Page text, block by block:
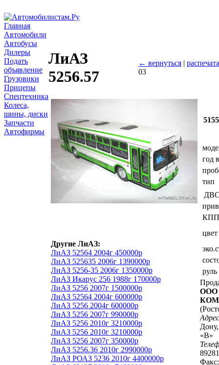
Главная
Автомобили
Автобусы
Дилеры
Подать
объявление
Грузовики
Прицепы
Спецтехника
Колеса,
шины, диски
Запчасти
Автофирмы
ЛиАЗ
5256.57
← вернуться |
03
Другие ЛиАЗ:
ЛиАЗ 52564 2004г 450000р
ЛиАЗ 525635 2006г 1390000р
ЛиАЗ 5256-35 2006г 1350000р
ЛиАЗ Икарус 256 1988г 170000р
ЛиАЗ 5256 2007г 1500000р
ЛиАЗ 52564 2004г 600000р
ЛиАЗ 5256 2004г 600000р
ЛиАЗ 5256 2007г 990000р
ЛиАЗ 5256 2010г 3210000р
ЛиАЗ 5256 2010г 3210000р
ЛиАЗ 5256 2007г 350000р
ЛиАЗ 5256.36 2010г 2990000р
ЛиАЗ РОАЗ 5236 2010г 4400000р
год
тип
КПП
цвет
руль
ООО
«В»